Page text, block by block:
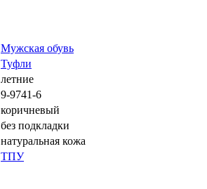
Мужская обувь
Туфли
летние
9-9741-6
коричневый
без подкладки
натуральная кожа
ТПУ